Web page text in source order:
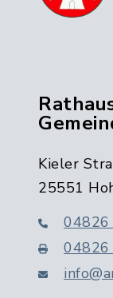
Kieler
25551
04826